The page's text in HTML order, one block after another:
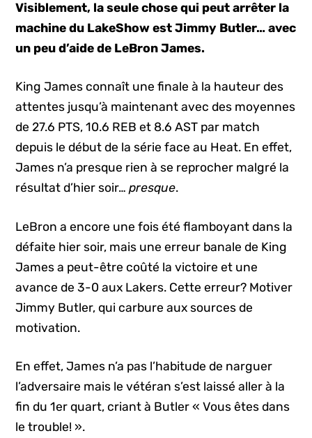
Visiblement, la seule chose qui peut arrêter la
machine du LakeShow est Jimmy Butler… avec
un peu d’aide de LeBron James.
King James connaît une finale à la hauteur des
attentes jusqu’à maintenant avec des moyennes
de 27.6 PTS, 10.6 REB et 8.6 AST par match
depuis le début de la série face au Heat. En effet,
James n’a presque rien à se reprocher malgré la
résultat d’hier soir…presque.
LeBron a encore une fois été flamboyant dans la
défaite hier soir, mais une erreur banale de King
James a peut-être coûté la victoire et une
avance de 3-0 aux Lakers. Cette erreur? Motiver
Jimmy Butler, qui carbure aux sources de
motivation.
En effet, James n’a pas l’habitude de narguer
l’adversaire mais le vétéran s’est laissé aller à la
fin du 1er quart, criant à Butler « Vous êtes dans
le trouble! ».